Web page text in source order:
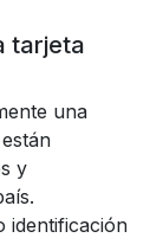
tarjeta
una
y
identificación